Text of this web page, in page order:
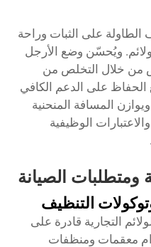
الطاولة على الثبات وراحة
ويُحسّن وضع الأرجل
خلال التخلص من
الحفاظ على الدعم الكافي
المسافة المنحنية
الوظيفية
ومتطلبات الصيانة
التنظيف
التجارية قادرة على
معقمات ومنظفات